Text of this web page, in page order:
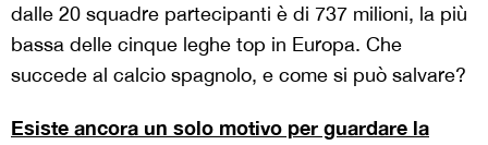
dalle 20 squadre partecipanti è di 737 milioni, la più
bassa delle cinque leghe top in Europa. Che
succede al calcio spagnolo, e come si può salvare?
Esiste ancora un solo motivo per guardare la